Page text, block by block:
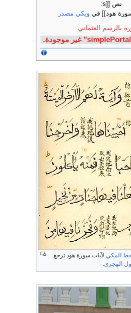
نص [[s:
هود]] فيويكي مصدر
بالرسم العثماني
المكي لآيات سورة هود ترجع
الهجري